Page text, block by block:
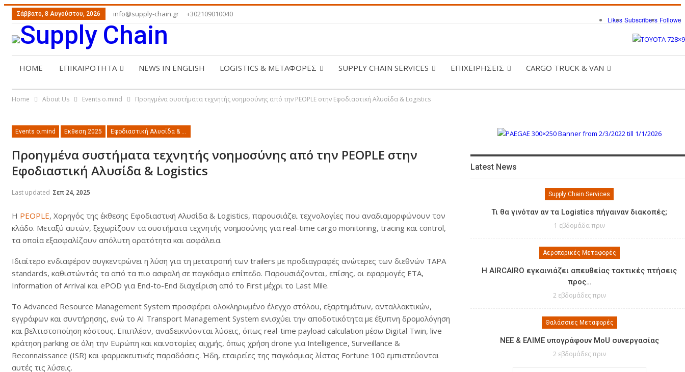
Likes Subscribers
Σάββατο, 8 Αυγούστου, 2026 info@supply-chain.gr +302109010040
HOME ΕΠΙΚΑΙΡΟΤΗΤΑ NEWS IN ENGLISH LOGISTICS & ΜΕΤΑΦΟΡΕΣ SUPPLY CHAIN SERVICES ΕΠΙΧΕΙΡΗΣΕΙΣ CARGO TRUCK & VAN
ABOUT US ΕΠΙΚΟΙΝΩΝΙΑ
Home About Us Events o.mind Προηγμένα συστήματα τεχνητής νοημοσύνης από την PEOPLE στην Εφοδιαστική Αλυσίδα & Logistics
Events o.mind Εκθεση 2025 Εφοδιαστική Αλυσίδα & Logistics
Προηγμένα συστήματα τεχνητής νοημοσύνης από την PEOPLE στην
Εφοδιαστική Αλυσίδα & Logistics
Last updated Σεπ 24, 2025
Η PEOPLE, Χορηγός της έκθεσης Εφοδιαστική Αλυσίδα & Logistics, παρουσιάζει τεχνολογίες που αναδιαμορφώνουν τον
κλάδο. Μεταξύ αυτών, ξεχωρίζουν τα συστήματα τεχνητής νοημοσύνης για real-time cargo monitoring, tracing και control,
τα οποία εξασφαλίζουν απόλυτη ορατότητα και ασφάλεια.
Ιδιαίτερο ενδιαφέρον συγκεντρώνει η λύση για τη μετατροπή των trailers με προδιαγραφές ανώτερες των διεθνών TAPA
standards, καθιστώντάς τα από τα πιο ασφαλή σε παγκόσμιο επίπεδο. Παρουσιάζονται, επίσης, οι εφαρμογές ETA,
Information of Arrival και ePOD για End-to-End διαχείριση από το First μέχρι το Last Mile.
Το Advanced Resource Management System προσφέρει ολοκληρωμένο έλεγχο στόλου, εξαρτημάτων, ανταλλακτικών,
εγγράφων και συντήρησης, ενώ το AI Transport Management System ενισχύει την αποδοτικότητα με έξυπνη δρομολόγηση
και βελτιστοποίηση κόστους. Επιπλέον, αναδεικνύονται λύσεις, όπως real-time payload calculation μέσω Digital Twin, live
κράτηση parking σε όλη την Ευρώπη και καινοτομίες αιχμής, όπως χρήση drone για Intelligence, Surveillance &
Reconnaissance (ISR) και φαρμακευτικές παραδόσεις. Ήδη, εταιρείες της παγκόσμιας λίστας Fortune 100 εμπιστεύονται
αυτές τις λύσεις.
Latest News
Supply Chain Services
Τι θα γινόταν αν τα Logistics πήγαιναν διακοπές;
1 εβδομάδα πριν
Αεροπορικές Μεταφορές
Η AIRCAIRO εγκαινιάζει απευθείας τακτικές πτήσεις
προς…
2 εβδομάδες πριν
Θαλάσσιες Μεταφορές
ΝΕΕ & ΕΛΙΜΕ υπογράφουν MoU συνεργασίας
2 εβδομάδες πριν